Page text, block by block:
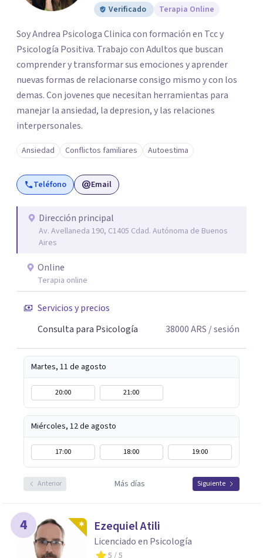
Verificado Terapia Online
Soy Andrea Psicologa Clinica con formación en Tcc y
Psicología Positiva. Trabajo con Adultos que buscan
comprender y transformar sus emociones y aprender
nuevas formas de relacionarse consigo mismo y con los
demas. Con jovenes que necesitan herramientas para
manejar la ansiedad, la depresion, y las relaciones
interpersonales.
Ansiedad Conflictos familiares Autoestima
Teléfono Email
Dirección principal
Av. Avellaneda 190, C1405 Cdad. Autónoma de Buenos
Aires
Online
Terapia online
Servicios y precios
Consulta para Psicología
38000ARS / sesión
Martes, 11 de agosto
20:00 21:00
Miércoles, 12 de agosto
17:00 18:00 19:00
Anterior Más días Siguiente
4 Ezequiel Atili
Licenciado en Psicología
5 / 5